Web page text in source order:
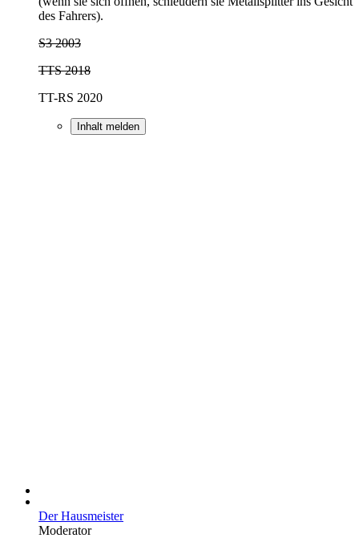
des Fahrers).
S3 2003
TTS 2018
TT-RS 2020
Inhalt melden
Der Hausmeister
Moderator